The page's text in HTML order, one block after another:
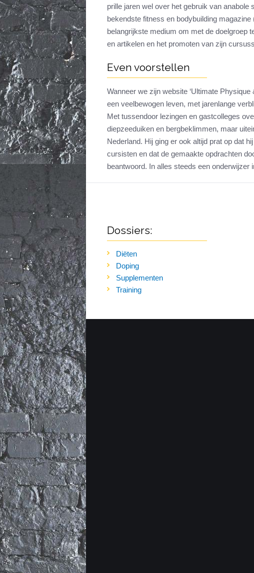
prille jaren wel over het gebruik van
bekendste fitness en bodybuilding
belangrijkste medium om met de doelgroep
en artikelen en het promoten van zijn
Even voorstellen
Wanneer we zijn website ‘Ultimate Physique
een veelbewogen leven, met jarenlange
Met tussendoor lezingen en gastcolleges
diepzeeduiken en bergbeklimmen, maar
Nederland. Hij ging er ook altijd prat op dat
cursisten en dat de gemaakte opdrachten
beantwoord. In alles steeds een onderwijzer
Dossiers:
Diëten
Doping
Supplementen
Training